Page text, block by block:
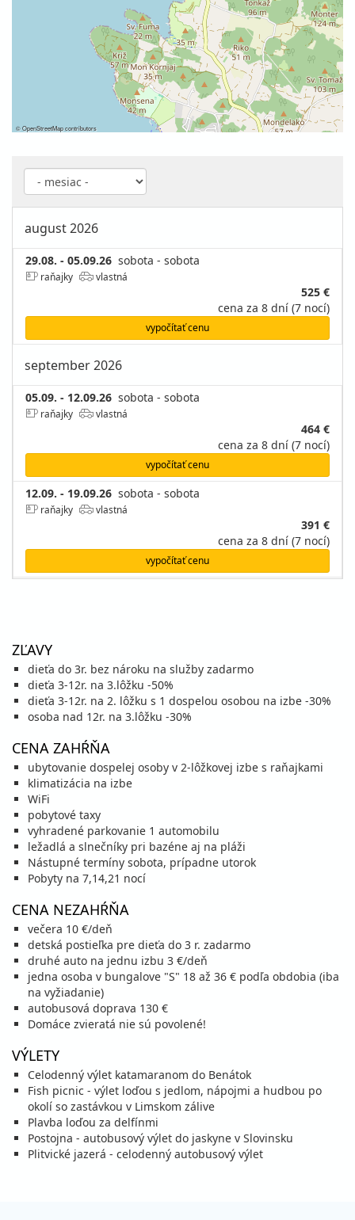
©OpenStreetMapcontributors
august 2026
29.08. - 05.09.26 sobota - sobota
raňajky vlastná
525 €
cena za 8 dní (7 nocí)
vypočítať cenu
september 2026
05.09. - 12.09.26 sobota - sobota
raňajky vlastná
464 €
cena za 8 dní (7 nocí)
vypočítať cenu
12.09. - 19.09.26 sobota - sobota
raňajky vlastná
391 €
cena za 8 dní (7 nocí)
vypočítať cenu
ZĽAVY
dieťa do 3r. bez nároku na služby zadarmo
dieťa 3-12r. na 3.lôžku -50%
dieťa 3-12r. na 2. lôžku s 1 dospelou osobou na izbe -30%
osoba nad 12r. na 3.lôžku -30%
CENA ZAHŔŇA
ubytovanie dospelej osoby v 2-lôžkovej izbe s raňajkami
klimatizácia na izbe
WiFi
pobytové taxy
vyhradené parkovanie 1 automobilu
ležadlá a slnečníky pri bazéne aj na pláži
Nástupné termíny sobota, prípadne utorok
Pobyty na 7,14,21 nocí
CENA NEZAHŔŇA
večera 10 €/deň
detská postieľka pre dieťa do 3 r. zadarmo
druhé auto na jednu izbu 3 €/deň
jedna osoba v bungalove "S" 18 až 36 € podľa obdobia (iba
na vyžiadanie)
autobusová doprava 130 €
Domáce zvieratá nie sú povolené!
VÝLETY
Celodenný výlet katamaranom do Benátok
Fish picnic - výlet loďou s jedlom, nápojmi a hudbou po
okolí so zastávkou v Limskom zálive
Plavba loďou za delfínmi
Postojna - autobusový výlet do jaskyne v Slovinsku
Plitvické jazerá - celodenný autobusový výlet